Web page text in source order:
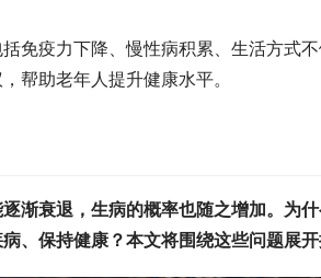
免疫力下降、慢性病积累、生活方式
帮助老年人提升健康水平。
渐衰退，生病的概率也随之增加。为
、保持健康？本文将围绕这些问题展